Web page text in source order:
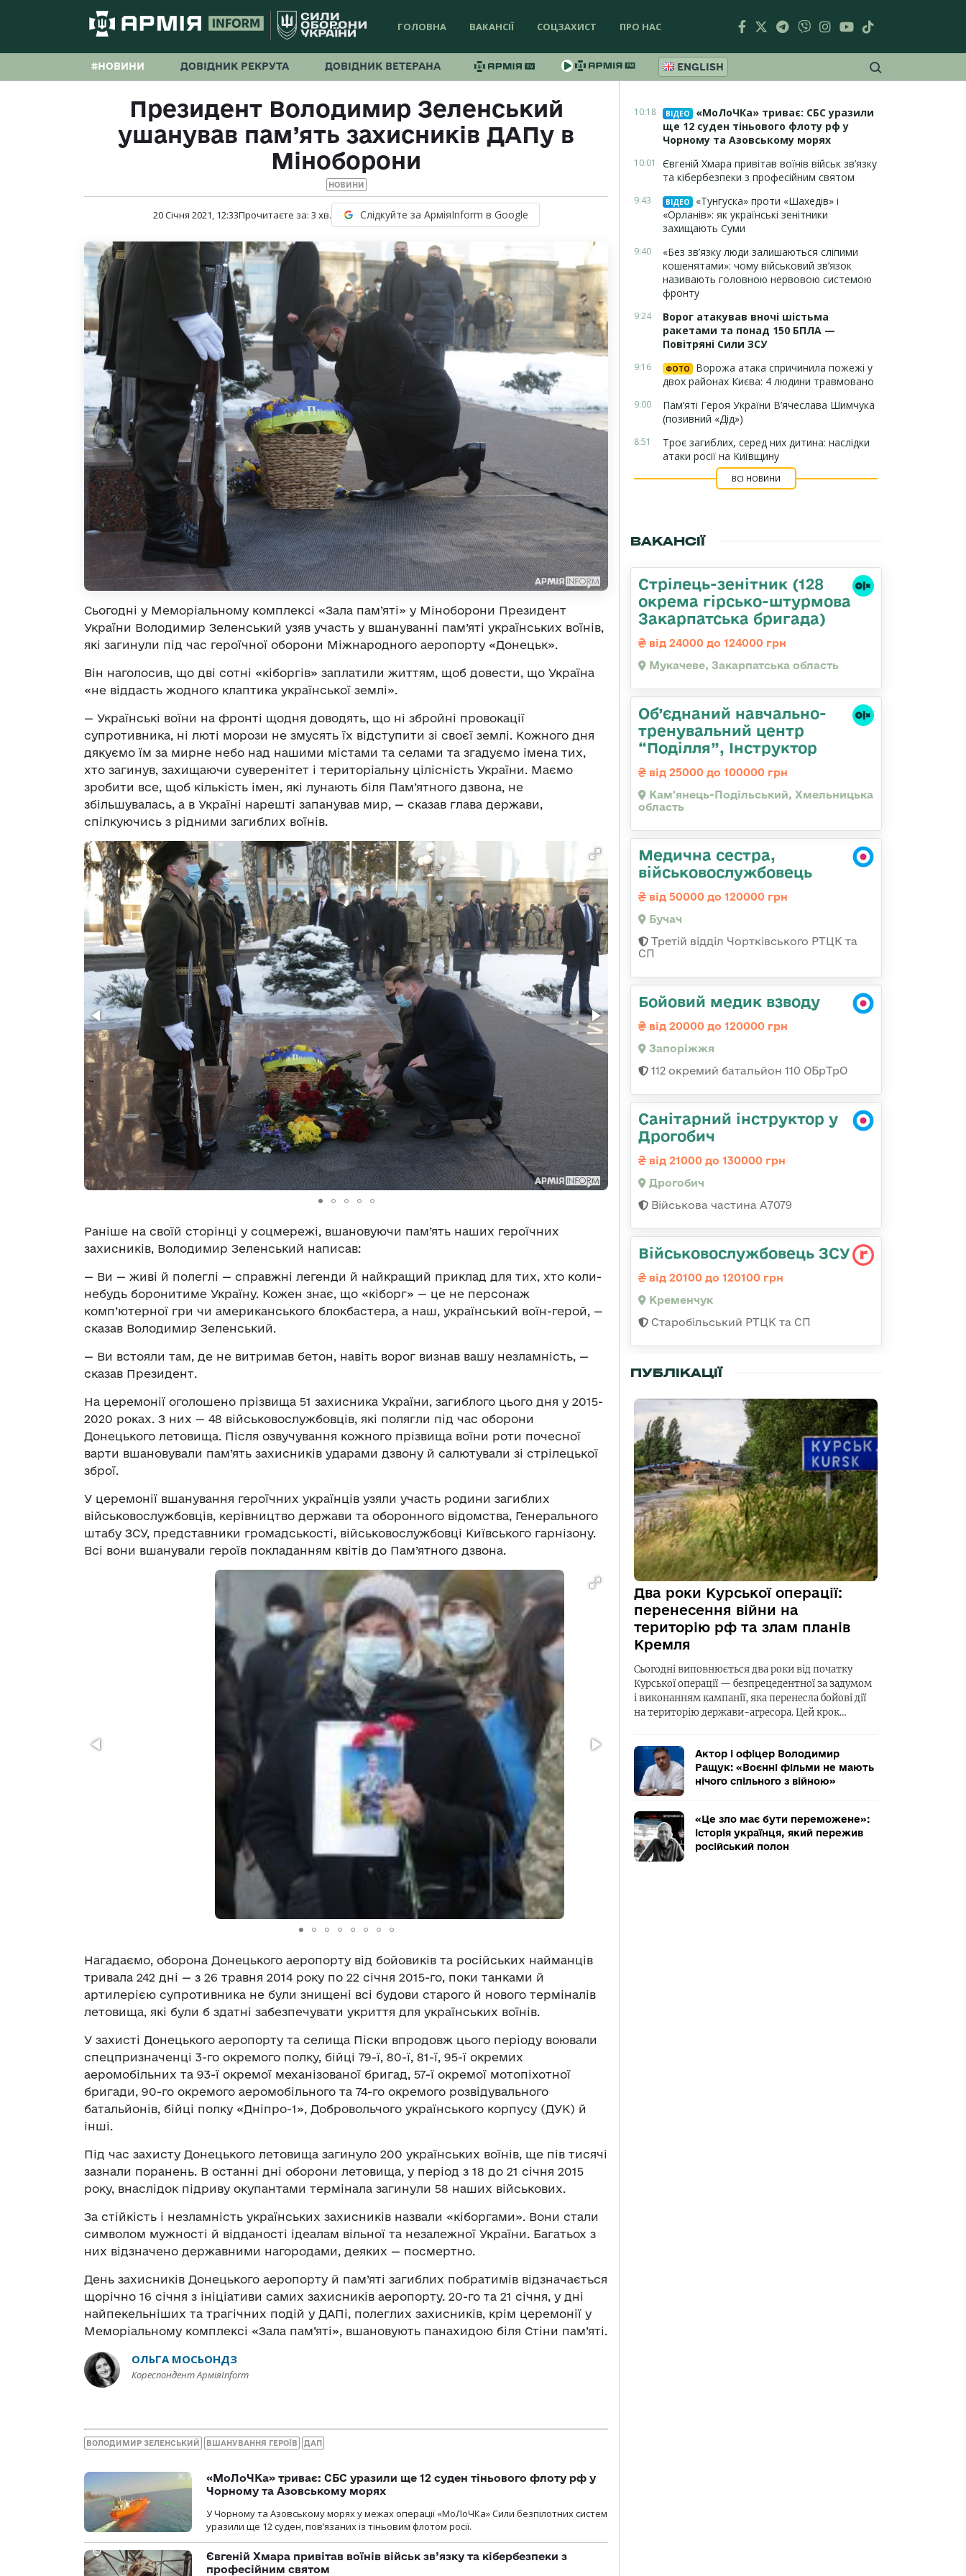
ГОЛОВНА ВАКАНСІЇ СОЦЗАХИСТ ПРО НАС
#НОВИНИ ДОВІДНИК РЕКРУТА ДОВІДНИК ВЕТЕРАНА ENGLISH
Президент Володимир Зеленський
ушанував пам’ять захисників ДАПу в
Міноборони
НОВИНИ
20 Січня 2021, 12:33Прочитаєте за: 3 хв. Слідкуйте за АрміяInform в Google
Сьогодні у Меморіальному комплексі «Зала пам’яті» у Міноборони Президент
України Володимир Зеленський узяв участь у вшануванні пам’яті українських воїнів,
які загинули під час героїчної оборони Міжнародного аеропорту «Донецьк».
Він наголосив, що дві сотні «кіборгів» заплатили життям, щоб довести, що Україна
«не віддасть жодного клаптика української землі».
— Українські воїни на фронті щодня доводять, що ні збройні провокації
супротивника, ні люті морози не змусять їх відступити зі своєї землі. Кожного дня
дякуємо їм за мирне небо над нашими містами та селами та згадуємо імена тих,
хто загинув, захищаючи суверенітет і територіальну цілісність України. Маємо
зробити все, щоб кількість імен, які лунають біля Пам’ятного дзвона, не
збільшувалась, а в Україні нарешті запанував мир, — сказав глава держави,
спілкуючись з рідними загиблих воїнів.
Раніше на своїй сторінці у соцмережі, вшановуючи пам’ять наших героїчних
захисників, Володимир Зеленський написав:
— Ви — живі й полеглі — справжні легенди й найкращий приклад для тих, хто коли-
небудь боронитиме Україну. Кожен знає, що «кіборг» — це не персонаж
комп’ютерної гри чи американського блокбастера, а наш, український воїн-герой, —
сказав Володимир Зеленський.
— Ви встояли там, де не витримав бетон, навіть ворог визнав вашу незламність, —
сказав Президент.
На церемонії оголошено прізвища 51 захисника України, загиблого цього дня у 2015-
2020 роках. З них — 48 військовослужбовців, які полягли під час оборони
Донецького летовища. Після озвучування кожного прізвища воїни роти почесної
варти вшановували пам’ять захисників ударами дзвону й салютували зі стрілецької
зброї.
У церемонії вшанування героїчних українців узяли участь родини загиблих
військовослужбовців, керівництво держави та оборонного відомства, Генерального
штабу ЗСУ, представники громадськості, військовослужбовці Київського гарнізону.
Всі вони вшанували героїв покладанням квітів до Пам’ятного дзвона.
Нагадаємо, оборона Донецького аеропорту від бойовиків та російських найманців
тривала 242 дні — з 26 травня 2014 року по 22 січня 2015-го, поки танками й
артилерією супротивника не були знищені всі будови старого й нового терміналів
летовища, які були б здатні забезпечувати укриття для українських воїнів.
У захисті Донецького аеропорту та селища Піски впродовж цього періоду воювали
спецпризначенці 3-го окремого полку, бійці 79-ї, 80-ї, 81-ї, 95-ї окремих
аеромобільних та 93-ї окремої механізованої бригад, 57-ї окремої мотопіхотної
бригади, 90-го окремого аеромобільного та 74-го окремого розвідувального
батальйонів, бійці полку «Дніпро-1», Добровольчого українського корпусу (ДУК) й
інші.
Під час захисту Донецького летовища загинуло 200 українських воїнів, ще пів тисячі
зазнали поранень. В останні дні оборони летовища, у період з 18 до 21 січня 2015
року, внаслідок підриву окупантами термінала загинули 58 наших військових.
За стійкість і незламність українських захисників назвали «кіборгами». Вони стали
символом мужності й відданості ідеалам вільної та незалежної України. Багатьох з
них відзначено державними нагородами, деяких — посмертно.
День захисників Донецького аеропорту й пам’яті загиблих побратимів відзначається
щорічно 16 січня з ініціативи самих захисників аеропорту. 20-го та 21 січня, у дні
найпекельніших та трагічних подій у ДАПі, полеглих захисників, крім церемонії у
Меморіальному комплексі «Зала пам’яті», вшановують панахидою біля Стіни пам’яті.
ОЛЬГА МОСЬОНДЗ
Кореспондент АрміяInform
ВОЛОДИМИР ЗЕЛЕНСЬКИЙ ВШАНУВАННЯ ГЕРОЇВ ДАП
«МоЛоЧКа» триває: СБС уразили ще 12 суден тіньового флоту рф у
Чорному та Азовському морях
У Чорному та Азовському морях у межах операції «МоЛоЧКа» Сили безпілотних систем
уразили ще 12 суден, пов’язаних із тіньовим флотом росії.
Євгеній Хмара привітав воїнів військ зв’язку та кібербезпеки з
професійним святом
10:18 ВІДЕО
«МоЛоЧКа» триває: СБС уразили
ще 12 суден тіньового флоту рф у
Чорному та Азовському морях
10:01
Євгеній Хмара привітав воїнів військ зв’язку
та кібербезпеки з професійним святом
9:43 ВІДЕО
«Тунгуска» проти «Шахедів» і
«Орланів»: як українські зенітники
захищають Суми
9:40
«Без зв’язку люди залишаються сліпими
кошенятами»: чому військовий зв’язок
називають головною нервовою системою
фронту
9:24
Ворог атакував вночі шістьма
ракетами та понад 150 БПЛА —
Повітряні Сили ЗСУ
9:16 ФОТО
Ворожа атака спричинила пожежі у
двох районах Києва: 4 людини травмовано
9:00
Пам’яті Героя України В’ячеслава Шимчука
(позивний «Дід»)
8:51
Троє загиблих, серед них дитина: наслідки
атаки росії на Київщину
ВСІ НОВИНИ
ВАКАНСІЇ
Стрілець-зенітник (128
окрема гірсько-штурмова
Закарпатська бригада)
від 24000 до 124000 грн
Мукачеве, Закарпатська область
Об’єднаний навчально-
тренувальний центр
“Поділля”, Інструктор
від 25000 до 100000 грн
Кам'янець-Подільський, Хмельницька
область
Медична сестра,
військовослужбовець
від 50000 до 120000 грн
Бучач
Третій відділ Чортківського РТЦК та
СП
Бойовий медик взводу
від 20000 до 120000 грн
Запоріжжя
112 окремий батальйон 110 ОБрТрО
Санітарний інструктор у
Дрогобич
від 21000 до 130000 грн
Дрогобич
Військова частина А7079
Військовослужбовець ЗСУ
від 20100 до 120100 грн
Кременчук
Старобільський РТЦК та СП
ПУБЛІКАЦІЇ
Два роки Курської операції:
перенесення війни на
територію рф та злам планів
Кремля
Сьогодні виповнюється два роки від початку
Курської операції — безпрецедентної за задумом
і виконанням кампанії, яка перенесла бойові дії
на територію держави-агресора. Цей крок…
Актор і офіцер Володимир
Ращук: «Воєнні фільми не мають
нічого спільного з війною»
«Це зло має бути переможене»:
історія українця, який пережив
російський полон